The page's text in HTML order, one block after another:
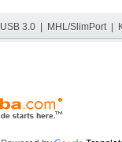
USB 3.0| MHL/SlimPort|